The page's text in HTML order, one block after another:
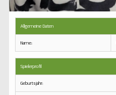
Allgemeine Daten
Name:
Spielerprofil
Geburtsjahr: